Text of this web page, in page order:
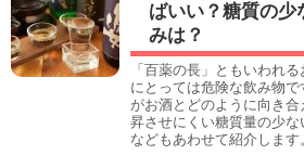
ばいい？糖質の少
みは？
「百薬の長」ともいわれ
にとっては危険な飲み物
がお酒とどのように向き
昇させにくい糖質量の少
などもあわせて紹介します